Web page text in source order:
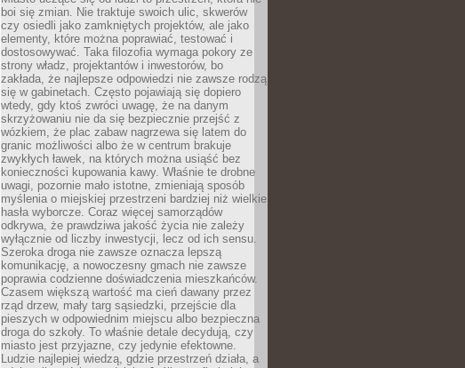
boi się zmian. Nie traktuje swoich ulic, skwerów
czy osiedli jako zamkniętych projektów, ale jako
elementy, które można poprawiać, testować i
dostosowywać. Taka filozofia wymaga pokory ze
strony władz, projektantów i inwestorów, bo
zakłada, że najlepsze odpowiedzi nie zawsze rodzą
się w gabinetach. Często pojawiają się dopiero
wtedy, gdy ktoś zwróci uwagę, że na danym
skrzyżowaniu nie da się bezpiecznie przejść z
wózkiem, że plac zabaw nagrzewa się latem do
granic możliwości albo że w centrum brakuje
zwykłych ławek, na których można usiąść bez
konieczności kupowania kawy. Właśnie te drobne
uwagi, pozornie mało istotne, zmieniają sposób
myślenia o miejskiej przestrzeni bardziej niż wielkie
hasła wyborcze. Coraz więcej samorządów
odkrywa, że prawdziwa jakość życia nie zależy
wyłącznie od liczby inwestycji, lecz od ich sensu.
Szeroka droga nie zawsze oznacza lepszą
komunikację, a nowoczesny gmach nie zawsze
poprawia codzienne doświadczenia mieszkańców.
Czasem większą wartość ma cień dawany przez
rząd drzew, mały targ sąsiedzki, przejście dla
pieszych w odpowiednim miejscu albo bezpieczna
droga do szkoły. To właśnie detale decydują, czy
miasto jest przyjazne, czy jedynie efektowne.
Ludzie najlepiej wiedzą, gdzie przestrzeń działa, a